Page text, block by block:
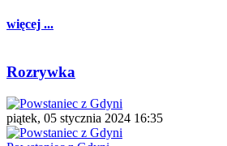
więcej ...
Rozrywka
piątek, 05 stycznia 2024 16:35